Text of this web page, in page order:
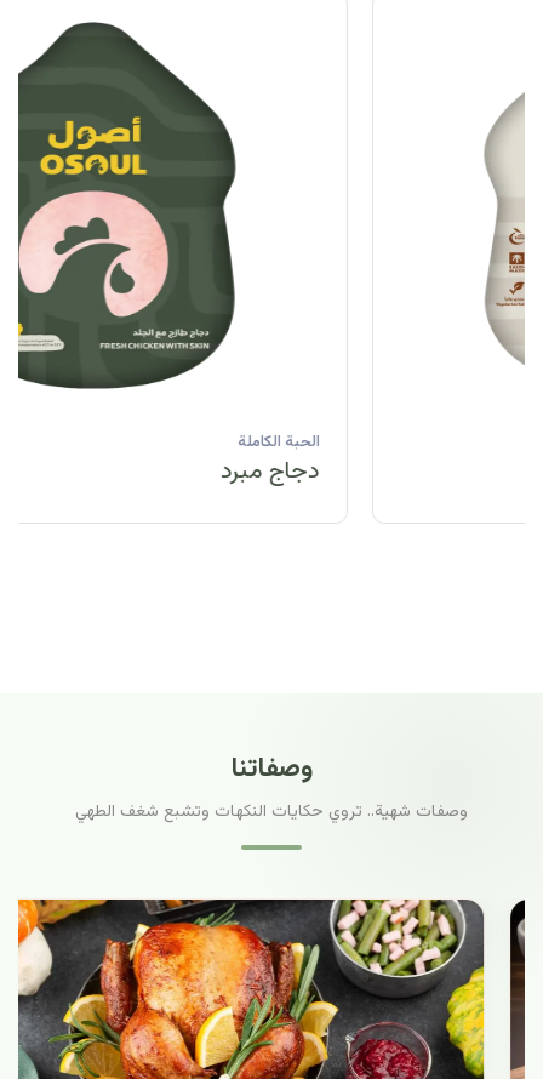
وصفاتنا
وصفات شهية.. تروي حكايات النكهات وتشبع شغف الطهي